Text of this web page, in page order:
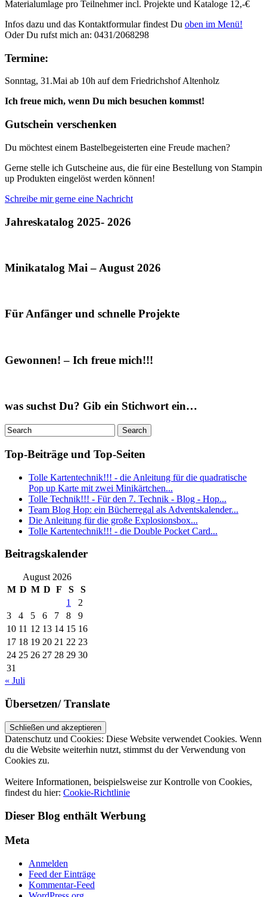
Materialumlage pro Teilnehmer incl. Projekte und Kataloge 12,-€
Infos dazu und das Kontaktformular findest Du oben im Menü!
Oder Du rufst mich an: 0431/2068298
Termine:
Sonntag, 31.Mai ab 10h auf dem Friedrichshof Altenholz
Ich freue mich, wenn Du mich besuchen kommst!
Gutschein verschenken
Du möchtest einem Bastelbegeisterten eine Freude machen?
Gerne stelle ich Gutscheine aus, die für eine Bestellung von Stampin
up Produkten eingelöst werden können!
Schreibe mir gerne eine Nachricht
Jahreskatalog 2025- 2026
Minikatalog Mai – August 2026
Für Anfänger und schnelle Projekte
Gewonnen! – Ich freue mich!!!
was suchst Du? Gib ein Stichwort ein…
Top-Beiträge und Top-Seiten
Tolle Kartentechnik!!! - die Anleitung für die quadratische
Pop up Karte mit zwei Minikärtchen...
Tolle Technik!!! - Für den 7. Technik - Blog - Hop...
Team Blog Hop: ein Bücherregal als Adventskalender...
Die Anleitung für die große Explosionsbox...
Tolle Kartentechnik!!! - die Double Pocket Card...
Beitragskalender
August 2026
M D M D F S
S
1
2
3
4 5 6 7 8
9
10 11 12 13 14 15 16
17 18 19 20 21 22 23
24 25 26 27 28 29 30
31
« Juli
Übersetzen/ Translate
Datenschutz und Cookies: Diese Website verwendet Cookies. Wenn
du die Website weiterhin nutzt, stimmst du der Verwendung von
Cookies zu.
Weitere Informationen, beispielsweise zur Kontrolle von Cookies,
findest du hier: Cookie-Richtlinie
Dieser Blog enthält Werbung
Meta
Anmelden
Feed der Einträge
Kommentar-Feed